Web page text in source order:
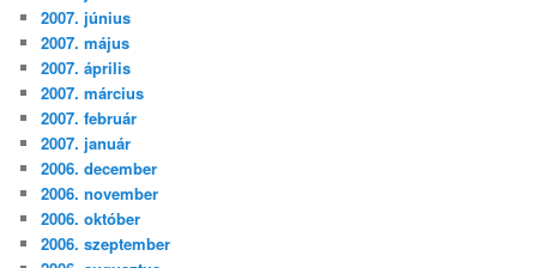
2007. június
2007. május
2007. április
2007. március
2007. február
2007. január
2006. december
2006. november
2006. október
2006. szeptember